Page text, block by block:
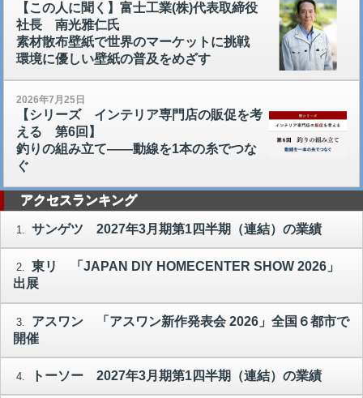
【この人に聞く】富士工業(株)代表取締役
社長 南光雅仁氏
素材散布壁紙で世界のマーケットに挑戦
環境に優しい壁紙の普及をめざす
2026年7月25日
【シリーズ インテリア専門店の販促を考
える 第6回】
釣りの組み立て――動線を1本の糸でつな
ぐ
アクセスランキング
1. サンゲツ 2027年3月期第1四半期（連結）の業績
2. 東リ 「JAPAN DIY HOMECENTER SHOW 2026」
出展
3.
アスワン 「アスワン新作発表会 2026」全国６都市で
開催
4. トーソー 2027年3月期第1四半期（連結）の業績